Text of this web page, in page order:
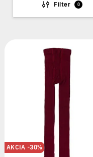
Filter 0
AKCIA -30%